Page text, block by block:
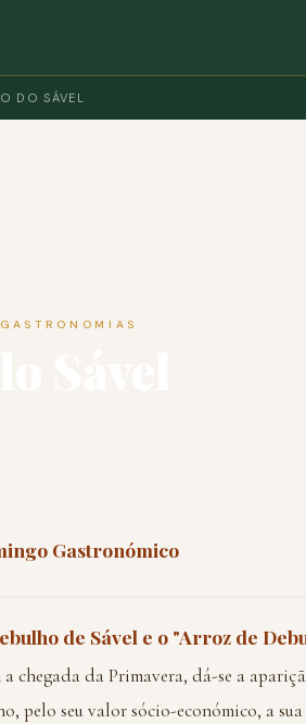
DO SÁVEL
Gastronómico
de Sável e o "Arroz de
a chegada da Primavera, dá-se a
pelo seu valor sócio-económico, a